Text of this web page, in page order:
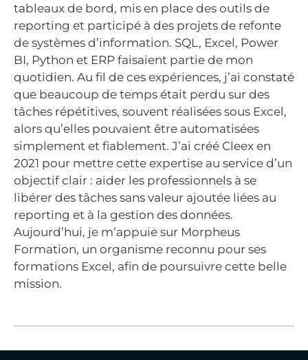
tableaux de bord, mis en place des outils de
reporting et participé à des projets de refonte
de systèmes d’information. SQL, Excel, Power
BI, Python et ERP faisaient partie de mon
quotidien. Au fil de ces expériences, j’ai constaté
que beaucoup de temps était perdu sur des
tâches répétitives, souvent réalisées sous Excel,
alors qu’elles pouvaient être automatisées
simplement et fiablement. J’ai créé Cleex en
2021 pour mettre cette expertise au service d’un
objectif clair : aider les professionnels à se
libérer des tâches sans valeur ajoutée liées au
reporting et à la gestion des données.
Aujourd’hui, je m’appuie sur Morpheus
Formation, un organisme reconnu pour ses
formations Excel, afin de poursuivre cette belle
mission.